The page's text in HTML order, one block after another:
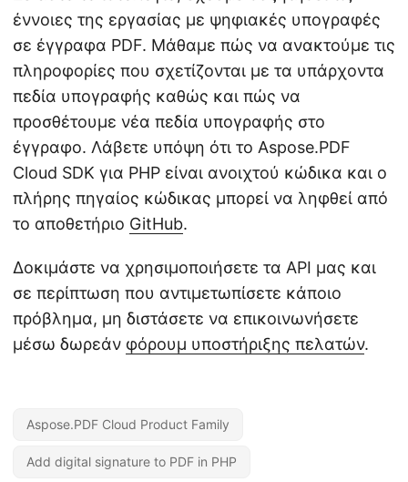
έννοιες της εργασίας με ψηφιακές υπογραφές
σε έγγραφα PDF. Μάθαμε πώς να ανακτούμε τις
πληροφορίες που σχετίζονται με τα υπάρχοντα
πεδία υπογραφής καθώς και πώς να
προσθέτουμε νέα πεδία υπογραφής στο
έγγραφο. Λάβετε υπόψη ότι το Aspose.PDF
Cloud SDK για PHP είναι ανοιχτού κώδικα και ο
πλήρης πηγαίος κώδικας μπορεί να ληφθεί από
το αποθετήριο GitHub.
Δοκιμάστε να χρησιμοποιήσετε τα API μας και
σε περίπτωση που αντιμετωπίσετε κάποιο
πρόβλημα, μη διστάσετε να επικοινωνήσετε
μέσω δωρεάν φόρουμ υποστήριξης πελατών.
Aspose.PDF Cloud Product Family
Add digital signature to PDF in PHP